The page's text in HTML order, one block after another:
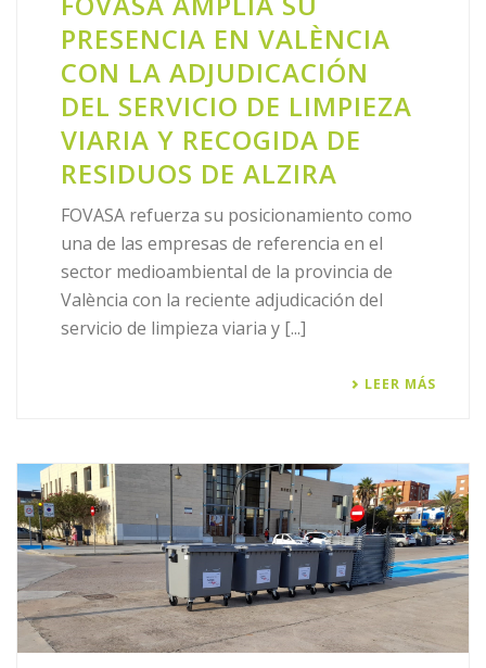
PRESENCIA EN VALÈNCIA
CON LA ADJUDICACIÓN
DEL SERVICIO DE LIMPIEZA
VIARIA Y RECOGIDA DE
RESIDUOS DE ALZIRA
FOVASA refuerza su posicionamiento como
una de las empresas de referencia en el
sector medioambiental de la provincia de
València con la reciente adjudicación del
servicio de limpieza viaria y [...]
LEER MÁS